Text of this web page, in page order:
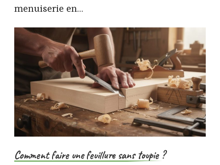
menuiserie en…
Comment faire une feuillure sans toupie ?